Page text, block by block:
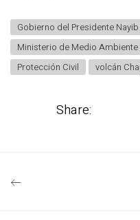
Gobierno del Presidente
Ministerio de Medio Ambiente
Protección Civil
volcán
Share: